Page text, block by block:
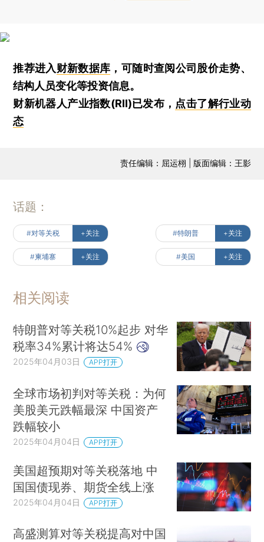
推荐进入财新数据库 ，可随时查阅公司股价走势、
结构人员变化等投资信息。
财新机器人产业指数(RII)已发布， 点击了解行业动
态
责任编辑：屈运栩 | 版面编辑：王影
话题：
#对等关税 +关注 #特朗普 +关注
#柬埔寨 +关注 #美国 +关注
相关阅读
特朗普对等关税10%起步 对华
税率34%累计将达54%
2025年04月03日 APP打开
全球市场初判对等关税：为何
美股美元跌幅最深 中国资产
跌幅较小
2025年04月04日 APP打开
美国超预期对等关税落地 中
国国债现券、期货全线上涨
2025年04月04日 APP打开
高盛测算对等关税提高对中国